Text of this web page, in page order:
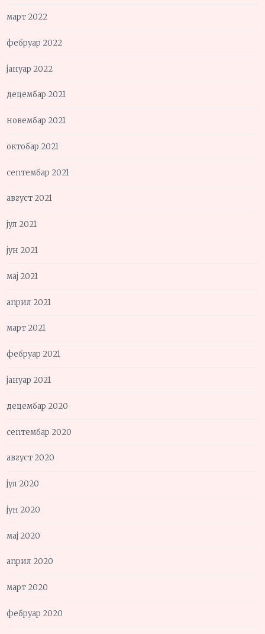
март 2022
фебруар 2022
јануар 2022
децембар 2021
новембар 2021
октобар 2021
септембар 2021
август 2021
јул 2021
јун 2021
мај 2021
април 2021
март 2021
фебруар 2021
јануар 2021
децембар 2020
септембар 2020
август 2020
јул 2020
јун 2020
мај 2020
април 2020
март 2020
фебруар 2020